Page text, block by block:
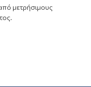
μετρήσιμους